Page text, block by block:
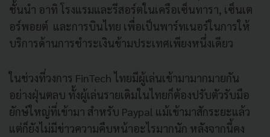
ชั้นนำ อาทิ โรงแรมและรีสอร์ตในเครือเซ็นทารา, เซ็นเต
อร์พอยต์ และการบินไทย เพื่อเป็นพาร์ทเนอร์ในการให้
บริการด้านการชำระเงินข้ามประเทศเพียงหนึ่งเดียว
ในช่วงที่วงการ FinTech ไทยมีผู้เล่นเข้ามามากมายกัน
อย่างฝุ่นตลบ ทั้งผู้เล่นรายเดิมในไทยก็ต้องปรับตัวรับมือ
ยักษ์ใหญ่ที่เข้ามา สำหรับ Paypal แม้เข้ามาสักระยะแล้ว
แต่ก็ยังไม่มีข่าวความคืบหน้าอะไรมากนัก หลังจากนี้คง